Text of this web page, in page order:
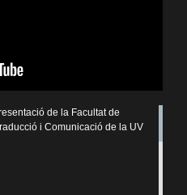
de la Facultat de
i Comunicació de la UV